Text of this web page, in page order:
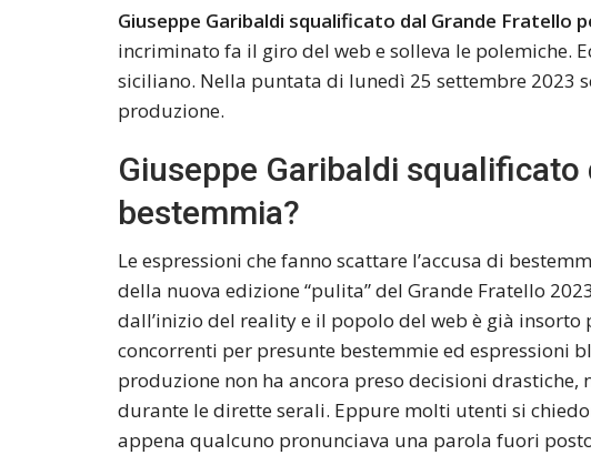
Giuseppe Garibaldi squalificato dal Grande Fratello
incriminato fa il giro del web e solleva le polemiche.
siciliano. Nella puntata di lunedì 25 settembre 2023
produzione.
Giuseppe Garibaldi
bestemmia?
Le espressioni che fanno scattare l’accusa di
della nuova edizione “pulita” del Grande Fratello
dall’inizio del reality e il popolo del web è già
concorrenti per presunte bestemmie ed espressioni
produzione non ha ancora preso decisioni
durante le dirette serali. Eppure molti utenti si
appena qualcuno pronunciava una parola fuori